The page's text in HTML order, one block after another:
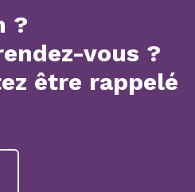
?
vous ?
être rappelé